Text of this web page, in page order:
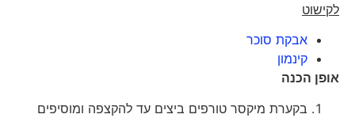
לקישוט
אבקת סוכר
קינמון
אופן הכנה
בקערת מיקסר טורפים ביצים עד להקצפה ומוסיפים